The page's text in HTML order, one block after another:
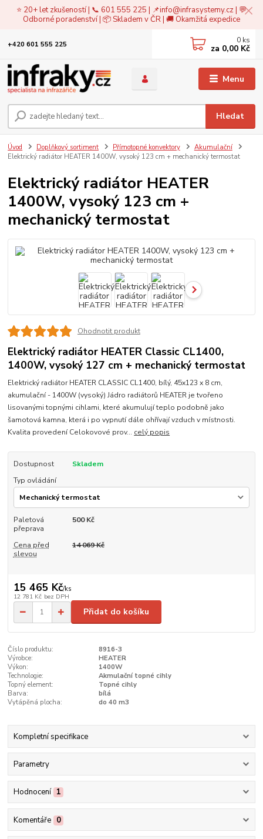
⭐ 20+ let zkušeností | 📞 601 555 225 | 📌info@infrasystemy.cz| 💬
Odborné poradenství | 📦 Skladem v ČR | 🚚 Okamžitá expedice
Menu
Hledat
+420 601 555 225 0 ks
za 0,00 Kč
Úvod Doplňkový sortiment Přímotopné konvektory
Akumulační
Elektrický radiátor HEATER 1400W, vysoký 123 cm + mechanický termostat
Elektrický radiátor HEATER
1400W, vysoký 123 cm +
mechanický termostat
Ohodnotit produkt
Elektrický radiátor HEATER Classic CL1400,
1400W, vysoký 127 cm + mechanický termostat
Elektrický radiátor HEATER CLASSIC CL1400, bílý, 45x123 x 8 cm,
akumulační - 1400W (vysoký) Jádro radiátorů HEATER je tvořeno
lisovanými topnými cihlami, které akumulují teplo podobně jako
šamotová kamna, která i po vypnutí dále ohřívají vzduch v místnosti.
Kvalita provedení Celokovové prov... celý popis
Dostupnost
Skladem
Typ ovládání
Paletová
přeprava
500 Kč
Cena před
slevou
14 069 Kč
15 465 Kč/ks
12 781 Kč bez DPH
Přidat do košíku
Číslo produktu:
8916-3
Výrobce:
HEATER
Výkon:
1400W
Technologie:
Akmulační topné cihly
Topný element:
Topné cihly
Barva:
bílá
Vytápěná plocha:
do 40 m3
Kompletní specifikace
Parametry
Hodnocení 1
Komentáře 0